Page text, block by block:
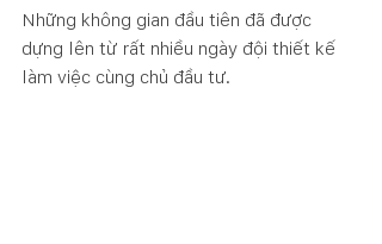
Những không gian đầu tiên đã được
dựng lên từ rất nhiều ngày đội thiết kế
làm việc cùng chủ đầu tư.